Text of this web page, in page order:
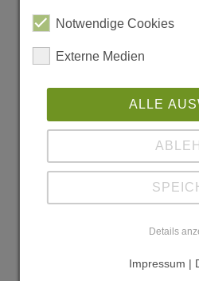
Notwendige Cookies
Externe Medien
ALLE
Details
Impressum |